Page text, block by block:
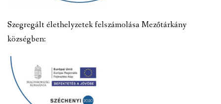
Szegregált élethelyzetek felszámolása Mezőtárkány
községben: